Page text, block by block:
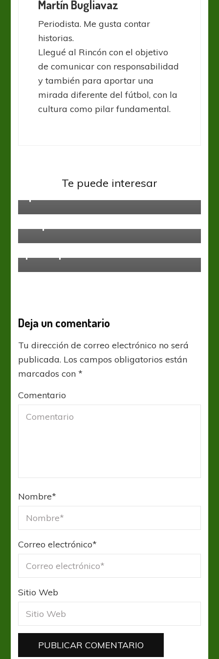
Martín Bugliavaz
Periodista. Me gusta contar
historias.
Llegué al Rincón con el objetivo
de comunicar con responsabilidad
y también para aportar una
mirada diferente del fútbol, con la
cultura como pilar fundamental.
Te puede interesar
Járkov: cultura, tanques y el club
que renació
Deja un comentario
Tu dirección de correo electrónico no será
publicada. Los campos obligatorios están
marcados con*
Comentario
Nombre*
Correo electrónico*
Sitio Web